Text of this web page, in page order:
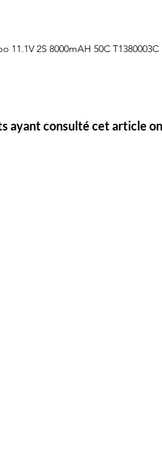
11.1V 2S 8000mAH 50C T1380003C
ayant consulté cet article